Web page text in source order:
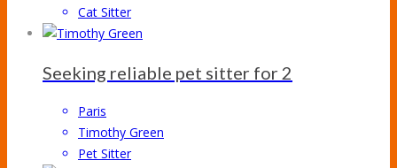
Cat Sitter
Seeking reliable pet sitter for 2
Paris
Timothy Green
Pet Sitter